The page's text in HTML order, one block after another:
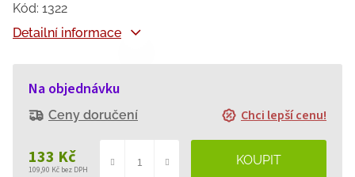
133 Kč
109,90 Kč bez DPH
Na objednávku
Ceny doručení Chci lepší cenu!
Detailní informace
Kód: 1322